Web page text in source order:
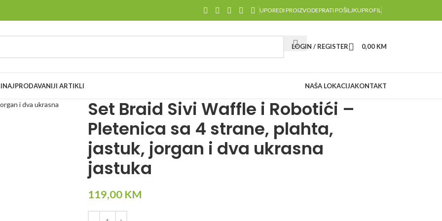
UPOREDI PROIZVODEPRATI POŠILJKUPROFIL
LOGIN / REGISTER 0,00 KM
NAJPRODAVANIJI ARTIKLI NAŠA LOKACIJAKONTAKT
Set Braid Sivi Waffle i Robotići –
Pletenica sa 4 strane, plahta,
jastuk, jorgan i dva ukrasna
jastuka
119,00 KM